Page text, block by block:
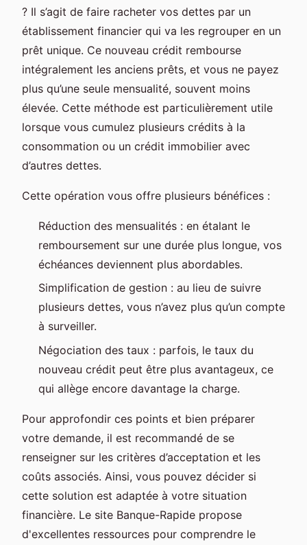
? Il s’agit de faire racheter vos dettes par un
établissement financier qui va les regrouper en un
prêt unique. Ce nouveau crédit rembourse
intégralement les anciens prêts, et vous ne payez
plus qu’une seule mensualité, souvent moins
élevée. Cette méthode est particulièrement utile
lorsque vous cumulez plusieurs crédits à la
consommation ou un crédit immobilier avec
d’autres dettes.
Cette opération vous offre plusieurs bénéfices :
Réduction des mensualités : en étalant le
remboursement sur une durée plus longue, vos
échéances deviennent plus abordables.
Simplification de gestion : au lieu de suivre
plusieurs dettes, vous n’avez plus qu’un compte
à surveiller.
Négociation des taux : parfois, le taux du
nouveau crédit peut être plus avantageux, ce
qui allège encore davantage la charge.
Pour approfondir ces points et bien préparer
votre demande, il est recommandé de se
renseigner sur les critères d’acceptation et les
coûts associés. Ainsi, vous pouvez décider si
cette solution est adaptée à votre situation
financière. Le site Banque-Rapide propose
d'excellentes ressources pour comprendre le